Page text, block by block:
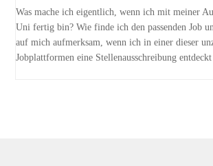
Was mache ich eigentlich, wenn ich mit meiner
Uni fertig bin? Wie finde ich den passenden Job
auf mich aufmerksam, wenn ich in einer dieser
Jobplattformen eine Stellenausschreibung entdeckt